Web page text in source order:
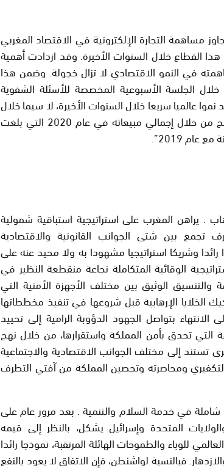
مساهمة التجارة الإلكترونية في الاقتصاد المغربي
القطاع خلال السنوات الأخيرة. وقد ازدادت أهمية
في النمو الاقتصادي لا تزال خجولة. وضمن هذا
خلال الجلسة الأسبوعية المخصصة للأسئلة الشفوية
عالميا سريعا خلال السنوات الأخيرة، لا سيما خلال
الأزمة الناجمة عن وباء كوفيد -19، وهو ما يتضح من خلال إجمالي مبيعاته في عام 2020 التي بلغت
. يراهن المغرب على استراتيجية استباقية شمولية
بين شتى الجوانب القانونية والاقتصادية
رائدا وشريكا استراتيجيا مشهودا به ولا محيد عنه على
الوقائية المتكاملة نجاعة منقطعة النظير في
والتنسيق الوثيق بين مختلف الأجهزة الأمنية التي
الإرهابية قبل شروعها في تنفيذ مخططاتها
بتواصل الجهود الدؤوبة الرامية إلى تحييد
التي تحدق بأمن المملكة واستقرارها، من خلال نهج
تستند إلى مختلف الجوانب الاقتصادية والاجتماعية
التكفيري ومحاصرته وتحصين المملكة من آفتي التطرف
شاملة في خدمة السلام والتنمية . بعد مرور عام على
المتحدة وإسرائيل يشكل، بالنظر إلى قيمه
للوباء والطموحات الهائلة المرتقبة، نموذجا رائدا
فبالنسبة لواشنطن، فإن الاتفاق لا يعود بالنفع